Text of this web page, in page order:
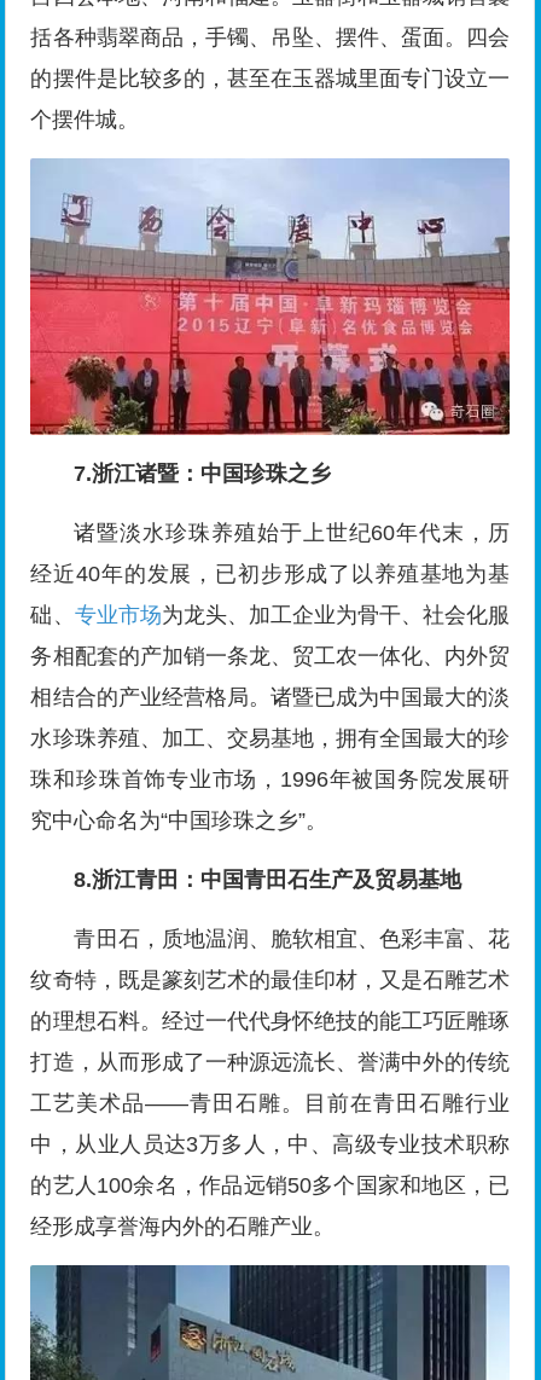
括各种翡翠商品，手镯、吊坠、摆件、蛋面。四会
的摆件是比较多的，甚至在玉器城里面专门设立一
个摆件城。
7.浙江诸暨：中国珍珠之乡
诸暨淡水珍珠养殖始于上世纪60年代末，历
经近40年的发展，已初步形成了以养殖基地为基
础、 专业市场为龙头、加工企业为骨干、社会化服
务相配套的产加销一条龙、贸工农一体化、内外贸
相结合的产业经营格局。诸暨已成为中国最大的淡
水珍珠养殖、加工、交易基地，拥有全国最大的珍
珠和珍珠首饰专业市场，1996年被国务院发展研
究中心命名为“中国珍珠之乡”。
8.浙江青田：中国青田石生产及贸易基地
青田石，质地温润、脆软相宜、色彩丰富、花
纹奇特，既是篆刻艺术的最佳印材，又是石雕艺术
的理想石料。经过一代代身怀绝技的能工巧匠雕琢
打造，从而形成了一种源远流长、誉满中外的传统
工艺美术品——青田石雕。目前在青田石雕行业
中，从业人员达3万多人，中、高级专业技术职称
的艺人100余名，作品远销50多个国家和地区，已
经形成享誉海内外的石雕产业。